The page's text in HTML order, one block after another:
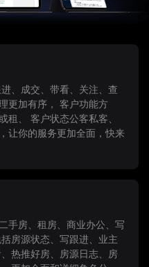
、成交、带看、关注、查
更加有序， 客户功能方
租、 客户状态公客私客、
让你的服务更加全面，快来
手房、租房、商业办公、写
房源状态、写跟进、业主
热推好房、房源日志、房